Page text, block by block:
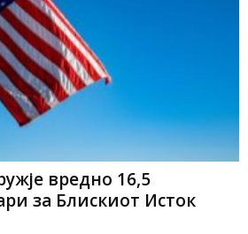
вредно 16,5
за Блискиот Исток